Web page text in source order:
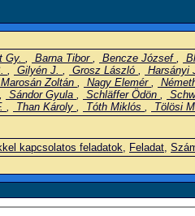
Gy. , Barna Tibor , Bencze József ,
, Gilyén J. , Grosz László , Harsányi
Marosán Zoltán , Nagy Elemér ,
, Sándor Gyula , Schläffer Ödön ,
, Than Károly , Tóth Miklós , Tölösi
kapcsolatos feladatok, Feladat,